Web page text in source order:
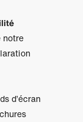
notre
d’écran